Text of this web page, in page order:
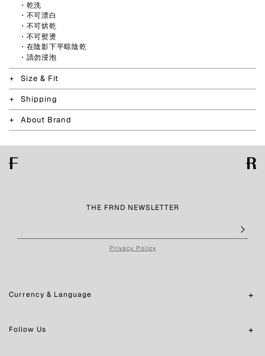
・乾洗
・不可漂白
・不可烘乾
・不可熨燙
・在陰影下平晾陰乾
・請勿浸泡
Size & Fit
Shipping
About Brand
THE FRND NEWSLETTER
Privacy Policy
Currency & Language
Follow Us